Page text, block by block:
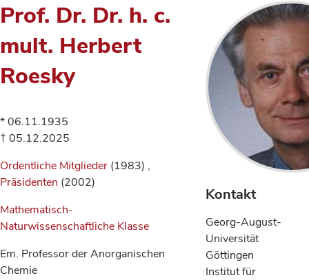
Prof. Dr. Dr. h. c.
mult. Herbert
Roesky
* 06.11.1935
† 05.12.2025
Ordentliche Mitglieder (1983) ,
Präsidenten (2002)
Mathematisch-
Naturwissenschaftliche Klasse
Em. Professor der Anorganischen
Chemie
Kontakt
Georg-August-
Universität
Göttingen
Institut für